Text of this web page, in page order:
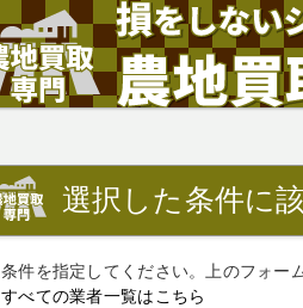
選択した条件に
条件を指定してください。上のフォー
すべての業者一覧はこちら